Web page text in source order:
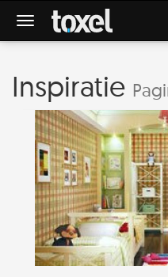
Meniu
Inspiratie